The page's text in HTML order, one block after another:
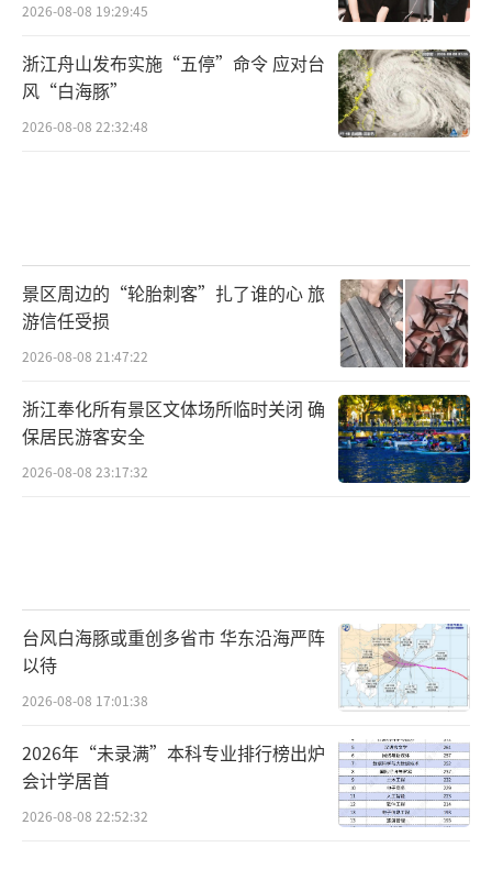
2026-08-08 19:29:45
浙江舟山发布实施“五停”命令 应对台
风“白海豚”
2026-08-08 22:32:48
景区周边的“轮胎刺客”扎了谁的心 旅
游信任受损
2026-08-08 21:47:22
浙江奉化所有景区文体场所临时关闭 确
保居民游客安全
2026-08-08 23:17:32
台风白海豚或重创多省市 华东沿海严阵
以待
2026-08-08 17:01:38
2026年“未录满”本科专业排行榜出炉
会计学居首
2026-08-08 22:52:32